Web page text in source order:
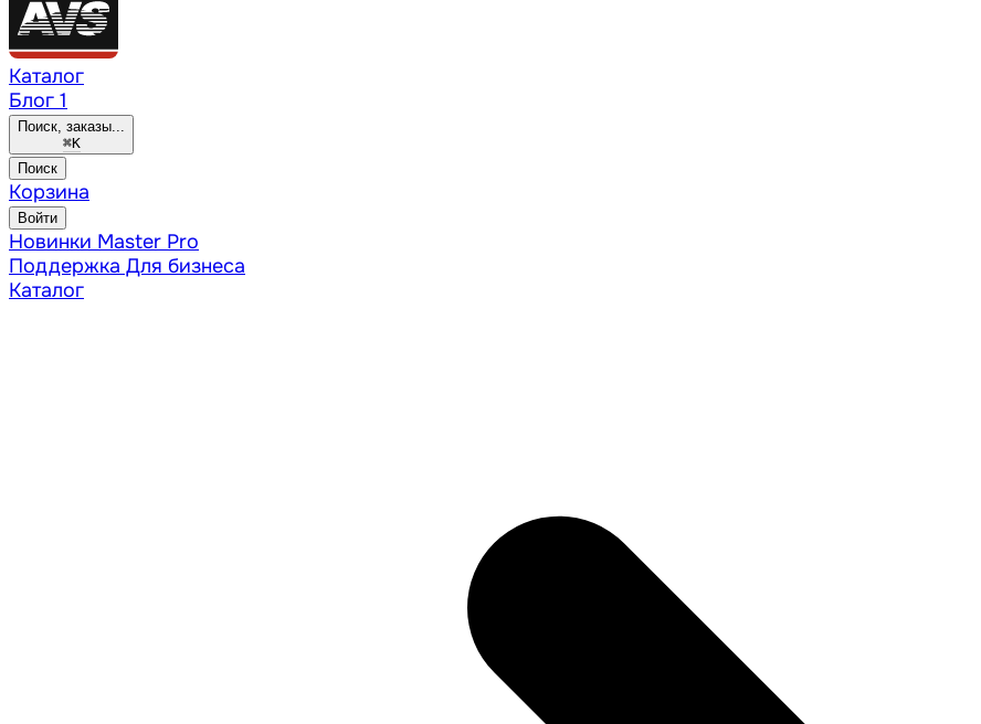
Каталог
Блог 1
Поиск, заказы...
⌘K
Поиск
Корзина
Войти
Новинки Master Pro
Поддержка Для бизнеса
Каталог